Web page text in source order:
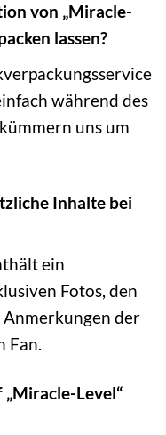
von „Miracle-
lassen?
während des
uns um
Inhalte bei
ein
Fotos, den
der
Fan.
Level“